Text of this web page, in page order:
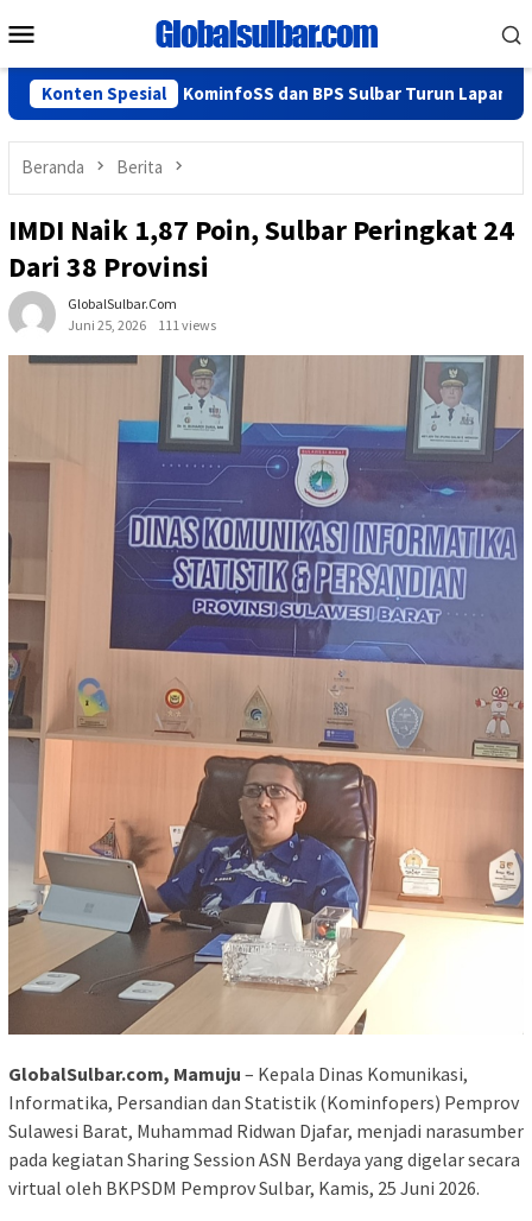
ke
Mobile
Konten Spesial
Lancar, KominfoSS dan BPS Sulbar Turun Lapangan
Beranda Berita
IMDI Naik 1,87 Poin, Sulbar Peringkat 24
Dari 38 Provinsi
GlobalSulbar.com
Juni 25, 2026
111 views
GlobalSulbar.com, Mamuju – Kepala Dinas Komunikasi,
Informatika, Persandian dan Statistik (Kominfopers) Pemprov
Sulawesi Barat, Muhammad Ridwan Djafar, menjadi narasumber
pada kegiatan Sharing Session ASN Berdaya yang digelar secara
virtual oleh BKPSDM Pemprov Sulbar, Kamis, 25 Juni 2026.